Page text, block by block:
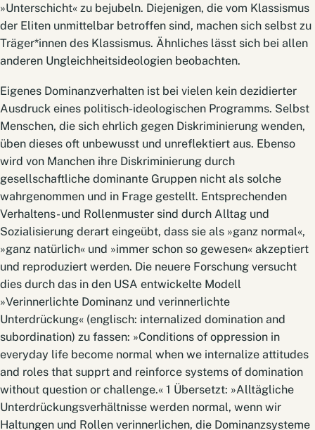
»Unterschicht« zu bejubeln. Diejenigen, die vom Klassismus
der Eliten unmittelbar betroffen sind, machen sich selbst zu
Träger*innen des Klassismus. Ähnliches lässt sich bei allen
anderen Ungleichheitsideologien beobachten.
Eigenes Dominanzverhalten ist bei vielen kein dezidierter
Ausdruck eines politisch-ideologischen Programms. Selbst
Menschen, die sich ehrlich gegen Diskriminierung wenden,
üben dieses oft unbewusst und unreflektiert aus. Ebenso
wird von Manchen ihre Diskriminierung durch
gesellschaftliche dominante Gruppen nicht als solche
wahrgenommen und in Frage gestellt. Entsprechenden
Verhaltens- und Rollenmuster sind durch Alltag und
Sozialisierung derart eingeübt, dass sie als »ganz normal«,
»ganz natürlich« und »immer schon so gewesen« akzeptiert
und reproduziert werden. Die neuere Forschung versucht
dies durch das in den USA entwickelte Modell
»Verinnerlichte Dominanz und verinnerlichte
Unterdrückung« (englisch: internalized domination and
subordination) zu fassen: »Conditions of oppression in
everyday life become normal when we internalize attitudes
and roles that supprt and reinforce systems of domination
without question or challenge.« 1 Übersetzt: »Alltägliche
Unterdrückungsverhältnisse werden normal, wenn wir
Haltungen und Rollen verinnerlichen, die Dominanzsysteme